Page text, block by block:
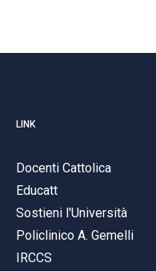
LINK
Docenti Cattolica
Educatt
Sostieni l'Università
Policlinico A. Gemelli
IRCCS